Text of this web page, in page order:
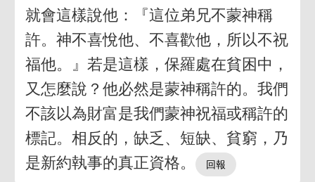
就會這樣說他：『這位弟兄不蒙神稱
許。神不喜悅他、不喜歡他，所以不祝
福他。』若是這樣，保羅處在貧困中，
又怎麼說？他必然是蒙神稱許的。我們
不該以為財富是我們蒙神祝福或稱許的
標記。相反的，缺乏、短缺、貧窮，乃
是新約執事的真正資格。